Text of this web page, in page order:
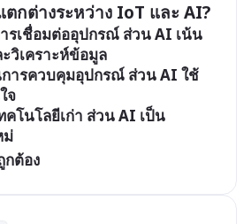
กต่างระหว่าง IoT และ AI?
รเชื่อมต่ออุปกรณ์ ส่วน AI เน้น
วิเคราะห์ข้อมูล
ารควบคุมอุปกรณ์ ส่วน AI ใช้
จ
คโนโลยีเก่า ส่วน AI เป็น
ม่
กต้อง